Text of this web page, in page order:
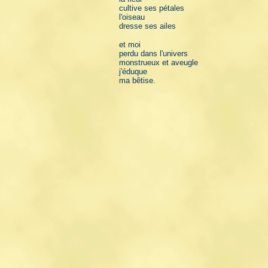
cultive ses pétales
l'oiseau
dresse ses ailes
et moi
perdu dans l'univers
monstrueux et aveugle
j'éduque
ma bêtise.